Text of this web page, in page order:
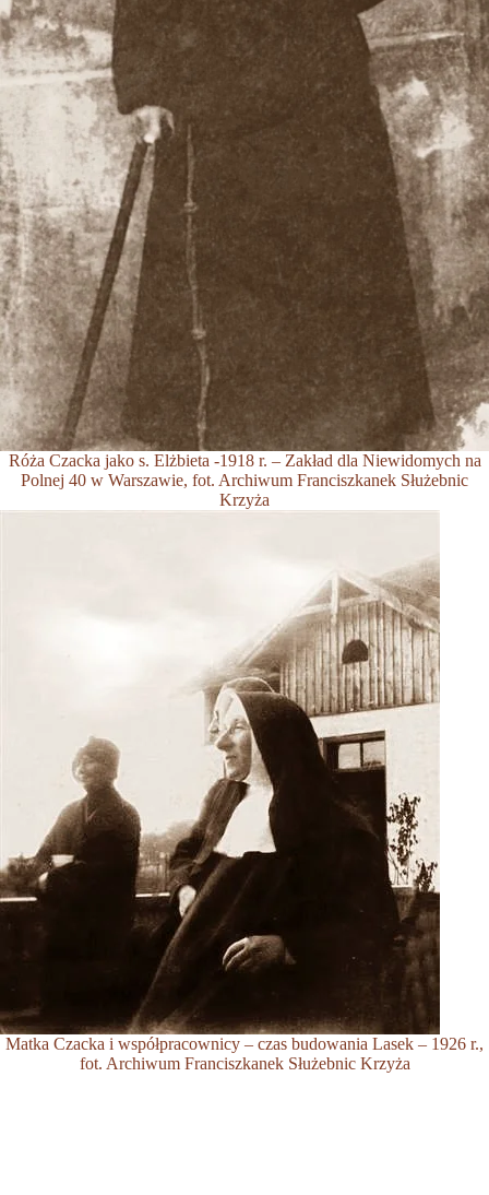
Róża Czacka jako s. Elżbieta -1918 r. – Zakład dla Niewidomych na
Polnej 40 w Warszawie, fot. Archiwum Franciszkanek Służebnic
Krzyża
Matka Czacka i współpracownicy – czas budowania Lasek – 1926 r.,
fot. Archiwum Franciszkanek Służebnic Krzyża